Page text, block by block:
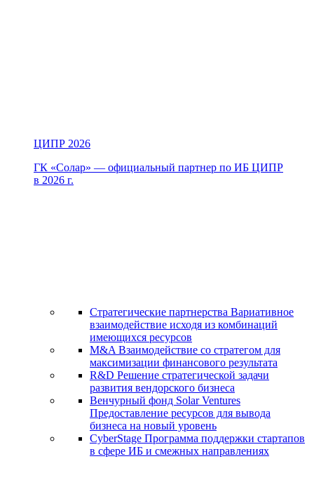
ЦИПР 2026
ГК «Солар» — официальный партнер по ИБ ЦИПР
в 2026 г.
Стратегические партнерства Вариативное
взаимодействие исходя из комбинаций
имеющихся ресурсов
M&A Взаимодействие со стратегом для
максимизации финансового результата
R&D Решение стратегической задачи
развития вендорского бизнеса
Венчурный фонд Solar Ventures
Предоставление ресурсов для вывода
бизнеса на новый уровень
CyberStage Программа поддержки стартапов
в сфере ИБ и смежных направлениях